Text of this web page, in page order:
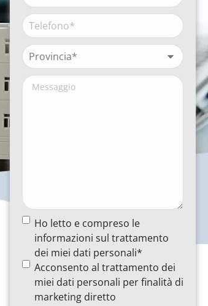
Ragione
sociale*
(Obbligatorio)
Telefono*
(Obbligatorio)
Provincia*
(Obbligatorio)
Messaggio
Termine
condizioni(Obbligatorio)
Ho letto e compreso le
informazioni sul trattamento
dei miei dati personali*
Termine
condizioni
Acconsento al trattamento dei
miei dati personali per finalità di
marketing diretto